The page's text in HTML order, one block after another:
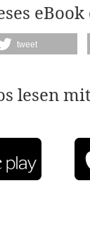
tweet
lesen